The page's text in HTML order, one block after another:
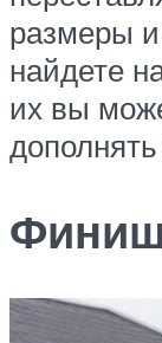
размеры
найдете
их вы